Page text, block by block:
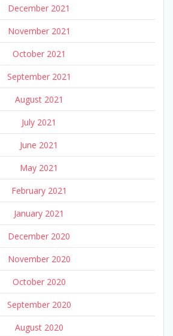
December 2021
November 2021
October 2021
September 2021
August 2021
July 2021
June 2021
May 2021
February 2021
January 2021
December 2020
November 2020
October 2020
September 2020
August 2020